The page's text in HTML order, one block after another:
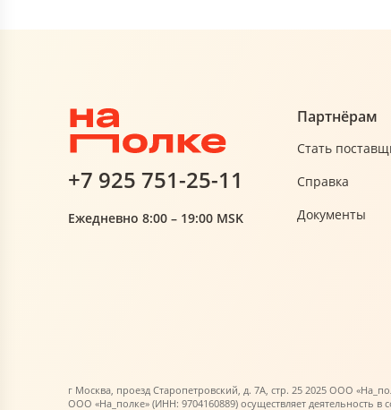
+7 925 751-25-11
Ежедневно 8:00 – 19:00 MSK
Партнёрам
Стать
Справка
Документы
г Москва, проезд Старопетровский, д. 7А, стр. 25 2025 ООО
ООО «На_полке» (ИНН: 9704160889) осуществляет деятельность